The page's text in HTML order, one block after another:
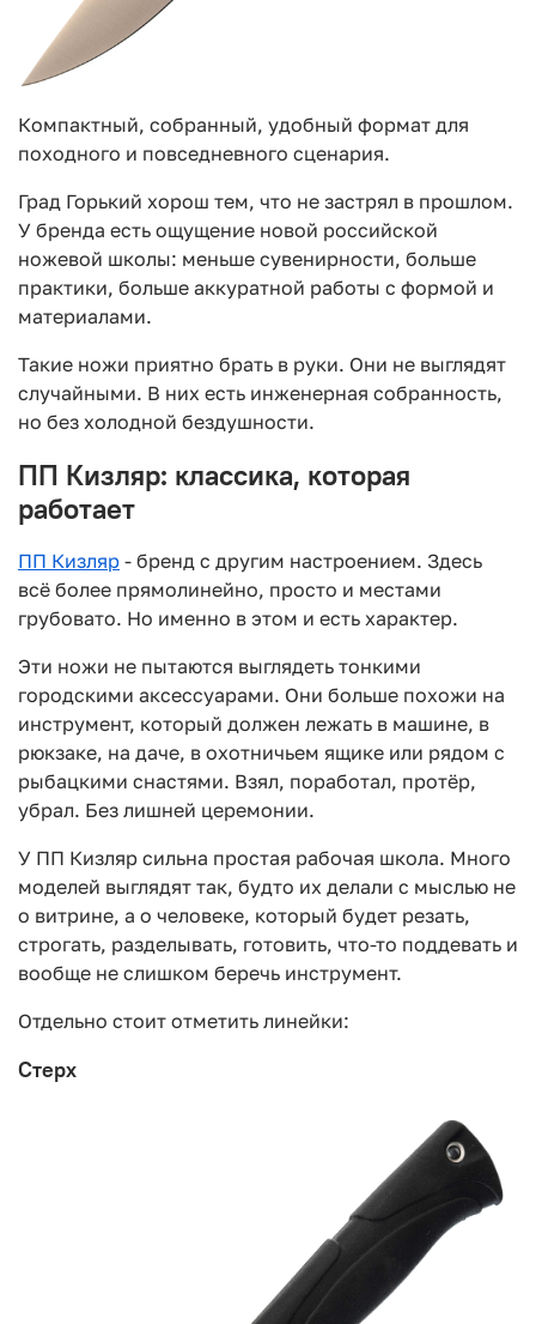
Компактный, собранный, удобный формат для
походного и повседневного сценария.
Град Горький хорош тем, что не застрял в прошлом.
У бренда есть ощущение новой российской
ножевой школы: меньше сувенирности, больше
практики, больше аккуратной работы с формой и
материалами.
Такие ножи приятно брать в руки. Они не выглядят
случайными. В них есть инженерная собранность,
но без холодной бездушности.
ПП Кизляр: классика, которая
работает
ПП Кизляр - бренд с другим настроением. Здесь
всё более прямолинейно, просто и местами
грубовато. Но именно в этом и есть характер.
Эти ножи не пытаются выглядеть тонкими
городскими аксессуарами. Они больше похожи на
инструмент, который должен лежать в машине, в
рюкзаке, на даче, в охотничьем ящике или рядом с
рыбацкими снастями. Взял, поработал, протёр,
убрал. Без лишней церемонии.
У ПП Кизляр сильна простая рабочая школа. Много
моделей выглядят так, будто их делали с мыслью не
о витрине, а о человеке, который будет резать,
строгать, разделывать, готовить, что-то поддевать и
вообще не слишком беречь инструмент.
Отдельно стоит отметить линейки:
Стерх